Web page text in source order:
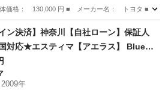
価格： 130,000 円 ■ メーカー名： トヨタ ■
ン決済】神奈川【自社ローン】保証人
対応★エスティマ【アエラス】 Blueto
ンチAW/両側パワスラ/エアサス/カロ
ナビHDD/デジタルインナーミラー/TV/
年